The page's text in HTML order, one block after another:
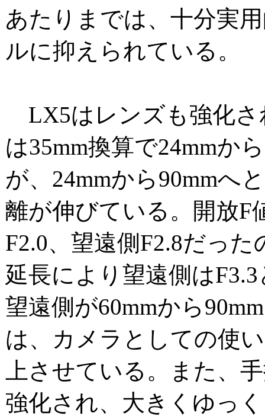
あたりまでは、十分実
ルに抑えられている。
LX5はレンズも強化さ
は35mm換算で24mmか
が、24mmから90mmへ
離が伸びている。開放F
F2.0、望遠側F2.8だっ
延長により望遠側は
望遠側が60mmから
は、カメラとしての使
上させている。また、
強化され、大きくゆっ